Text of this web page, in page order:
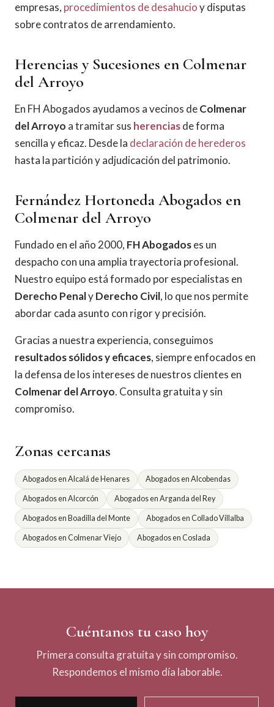
empresas, procedimientos de desahucioy disputas
sobre contratos de arrendamiento.
Herencias y Sucesiones en Colmenar
del Arroyo
En FH Abogados ayudamos a vecinos deColmenar
del Arroyo a tramitar sus herenciasde forma
sencilla y eficaz. Desde la declaración de herederos
hasta la partición y adjudicación del patrimonio.
Fernández Hortoneda Abogados en
Colmenar del Arroyo
Fundado en el año 2000, FH Abogadoses un
despacho con una amplia trayectoria profesional.
Nuestro equipo está formado por especialistas en
Derecho PenalyDerecho Civil, lo que nos permite
abordar cada asunto con rigor y precisión.
Gracias a nuestra experiencia, conseguimos
resultados sólidos y eficaces, siempre enfocados en
la defensa de los intereses de nuestros clientes en
Colmenar del Arroyo. Consulta gratuita y sin
compromiso.
Zonas cercanas
Abogados en Alcalá de Henares Abogados en Alcobendas
Abogados en Alcorcón Abogados en Arganda del Rey
Abogados en Boadilla del Monte Abogados en Collado Villalba
Abogados en Colmenar Viejo Abogados en Coslada
Cuéntanos tu caso hoy
Primera consulta gratuita y sin compromiso.
Respondemos el mismo día laborable.